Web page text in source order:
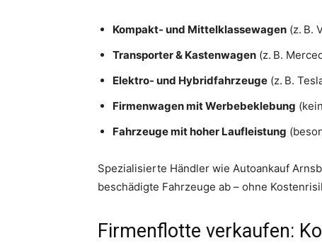
Kompakt- und Mittelklassewagen (z. B.
Transporter & Kastenwagen (z. B.
Elektro- und Hybridfahrzeuge (z. B.
Firmenwagen mit Werbebeklebung
Fahrzeuge mit hoher Laufleistung
Spezialisierte Händler wie Autoankauf
beschädigte Fahrzeuge ab – ohne
Firmenflotte verkaufen: